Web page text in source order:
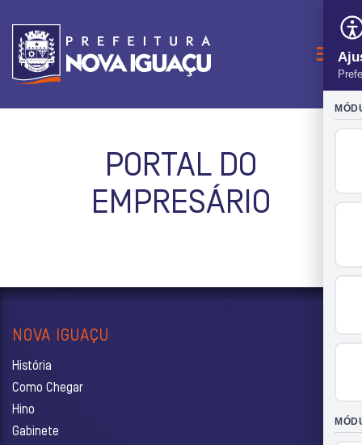
PORTAL DO
EMPRESÁRIO
NOVA IGUAÇU
História
Como Chegar
Hino
Gabinete